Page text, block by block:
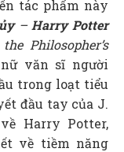
tác phẩm này
– Harry Potter
Philosopher’s
văn sĩ người
trong loạt tiểu
đầu tay của J.
Harry Potter,
về tiềm năng